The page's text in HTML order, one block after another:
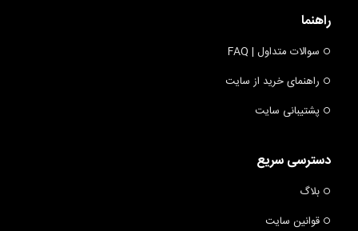
راهنما
سوالات متداول | FAQ
راهنمای خرید از سایت
پشتیبانی سایت
دسترسی سریع
بلاگ
قوانین سایت